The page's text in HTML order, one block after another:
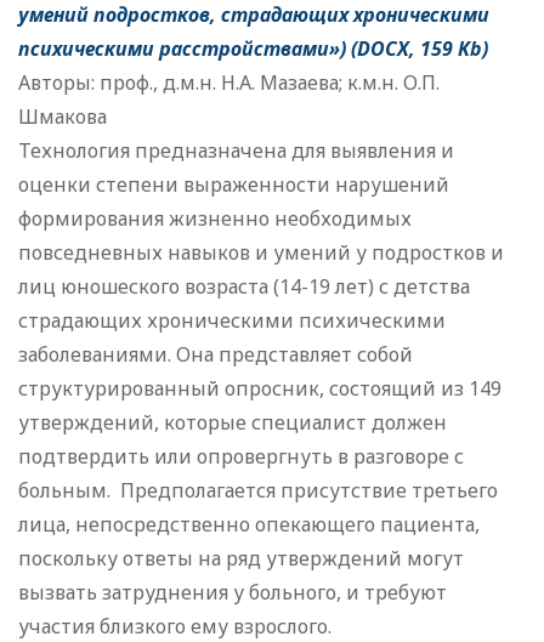
умений подростков, страдающих хроническими
психическими расстройствами»)(DOCX, 159 Kb)
Авторы: проф., д.м.н. Н.А. Мазаева; к.м.н. О.П.
Шмакова
Технология предназначена для выявления и
оценки степени выраженности нарушений
формирования жизненно необходимых
повседневных навыков и умений у подростков и
лиц юношеского возраста (14-19 лет) с детства
страдающих хроническими психическими
заболеваниями. Она представляет собой
структурированный опросник, состоящий из 149
утверждений, которые специалист должен
подтвердить или опровергнуть в разговоре с
больным. Предполагается присутствие третьего
лица, непосредственно опекающего пациента,
поскольку ответы на ряд утверждений могут
вызвать затруднения у больного, и требуют
участия близкого ему взрослого.